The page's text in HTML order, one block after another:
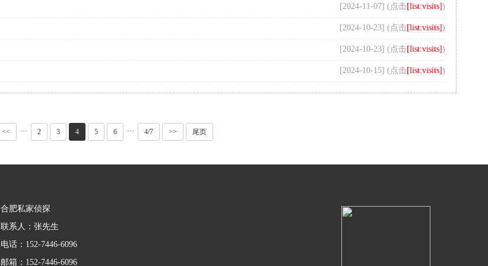
[2024-11-07] (点击[list:visits])
[2024-10-23] (点击[list:visits])
[2024-10-23] (点击[list:visits])
[2024-10-15] (点击[list:visits])
<< ··· 2 3 4 5 6 ··· 4/7 >> 尾页
合肥私家侦探
联系人：张先生
电话：152-7446-6096
邮箱：152-7446-6096